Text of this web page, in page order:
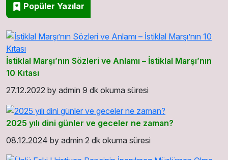
Popüler Yazılar
İstiklal Marşı’nın Sözleri ve Anlamı – İstiklal Marşı’nın
10 Kıtası
27.12.2022 by admin 9 dk okuma süresi
2025 yılı dini günler ve geceler ne zaman?
08.12.2024 by admin 2 dk okuma süresi